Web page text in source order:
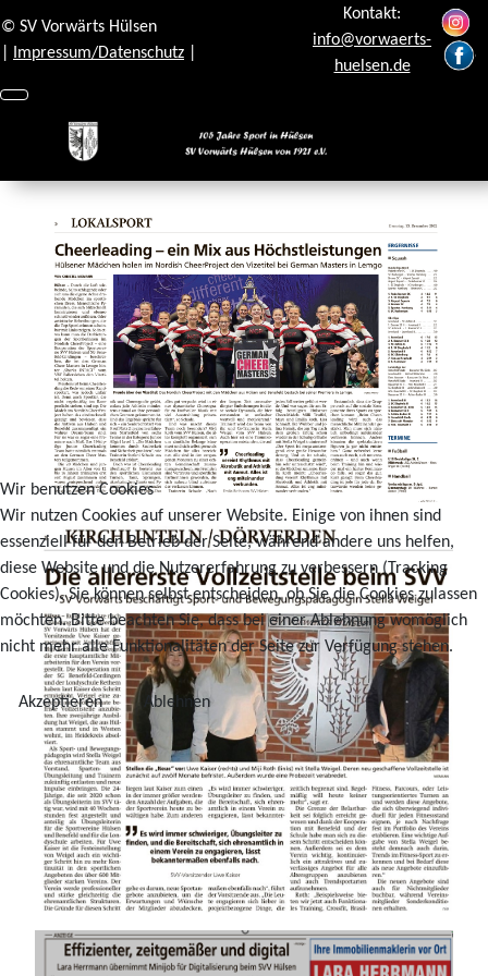
© SV Vorwärts Hülsen
Impressum/Datenschutz
Kontakt:
info@vorwaerts-
huelsen.de
Wir benutzen Cookies
Wir nutzen Cookies auf unserer Website. Einige von ihnen sind
essenziell für den Betrieb der Seite, während andere uns helfen,
diese Website und die Nutzererfahrung zu verbessern (Tracking
Cookies). Sie können selbst entscheiden, ob Sie die Cookies zulassen
möchten. Bitte beachten Sie, dass bei einer Ablehnung womöglich
nicht mehr alle Funktionalitäten der Seite zur Verfügung stehen.
Akzeptieren Ablehnen